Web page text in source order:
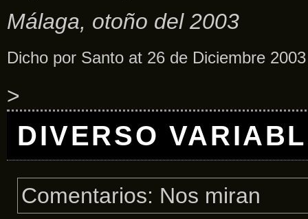
Málaga, otoño del 2003
Dicho por Santo at 26 de Diciembre
>
DIVERSO
Comentarios: Nos miran